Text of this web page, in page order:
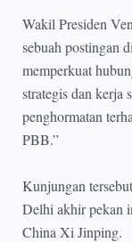
Wakil Presiden
sebuah postingan
memperkuat
strategis dan kerja
penghormatan
PBB.”
Kunjungan
Delhi akhir pekan
China Xi Jinping.